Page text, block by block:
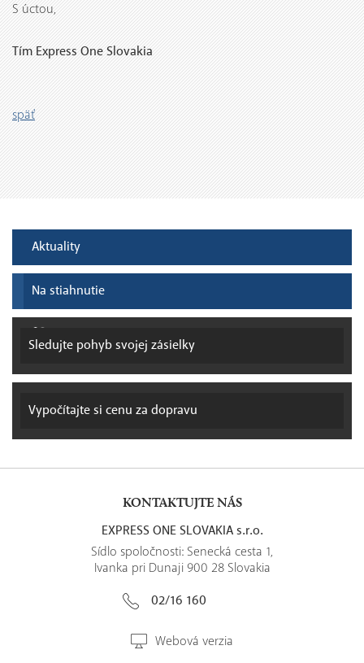
S úctou,
Tím Express One Slovakia
späť
Aktuality
Na stiahnutie
Sledujte pohybsvojej zásielky
Vypočítajte si cenu za dopravu
KONTAKTUJTE NÁS
EXPRESS ONE SLOVAKIA s.r.o.
Sídlo spoločnosti: Senecká cesta 1,
Ivanka pri Dunaji 900 28 Slovakia
02/16 160
Webová verzia